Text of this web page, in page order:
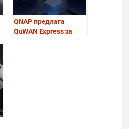
QNAP предлага
QuWAN Express за